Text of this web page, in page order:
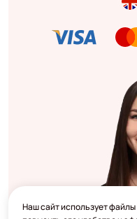
Наш сайт использует